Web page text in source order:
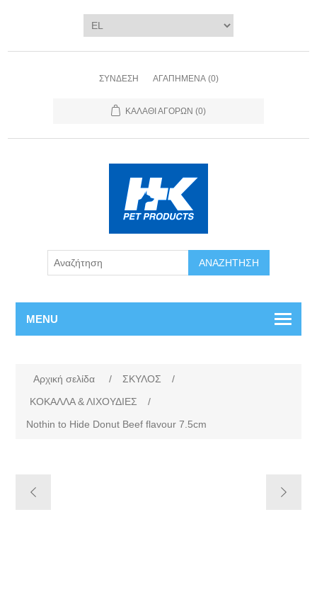
ΣΎΝΔΕΣΗ ΑΓΑΠΗΜΈΝΑ (0)
ΚΑΛΆΘΙ ΑΓΟΡΏΝ (0)
ΑΝΑΖΉΤΗΣΗ
MENU
Αρχική σελίδα / ΣΚΥΛΟΣ
/
ΚΟΚΑΛΛΑ & ΛΙΧΟΥΔΙΕΣ
/
Nothin to Hide Donut Beef flavour 7.5cm